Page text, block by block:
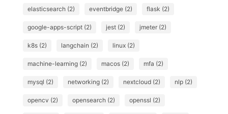
elasticsearch (2) eventbridge (2) flask (2)
google-apps-script (2) jest (2) jmeter (2)
k8s (2) langchain (2) linux (2)
machine-learning (2) macos (2) mfa (2)
mysql (2) networking (2) nextcloud (2) nlp (2)
opencv (2) opensearch (2) openssl (2)